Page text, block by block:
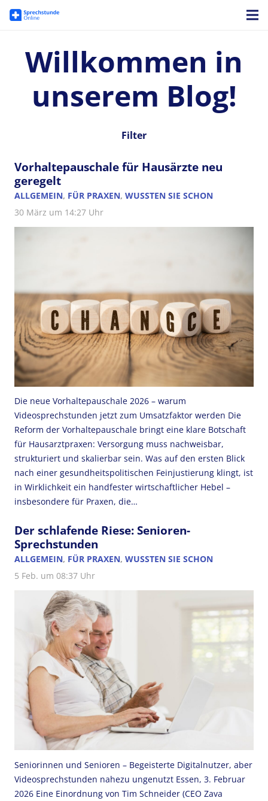
Willkommen in
unserem Blog!
Filter
Vorhaltepauschale für Hausärzte neu
geregelt
ALLGEMEIN, FÜR PRAXEN, WUSSTEN SIE SCHON
30 März um 14:27 Uhr
Die neue Vorhaltepauschale 2026 – warum
Videosprechstunden jetzt zum Umsatzfaktor werden Die
Reform der Vorhaltepauschale bringt eine klare Botschaft
für Hausarztpraxen: Versorgung muss nachweisbar,
strukturiert und skalierbar sein. Was auf den ersten Blick
nach einer gesundheitspolitischen Feinjustierung klingt, ist
in Wirklichkeit ein handfester wirtschaftlicher Hebel –
insbesondere für Praxen, die…
Der schlafende Riese: Senioren-
Sprechstunden
ALLGEMEIN, FÜR PRAXEN, WUSSTEN SIE SCHON
5 Feb. um 08:37 Uhr
Seniorinnen und Senioren – Begeisterte Digitalnutzer, aber
Videosprechstunden nahezu ungenutzt Essen, 3. Februar
2026 Eine Einordnung von Tim Schneider (CEO Zava